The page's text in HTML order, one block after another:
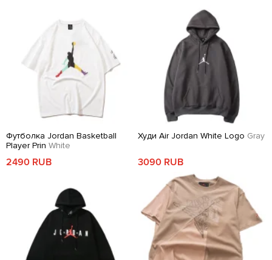
Футболка Jordan Basketball
Player Prin White
2490 RUB
Худи Air Jordan White Logo Gray
3090 RUB